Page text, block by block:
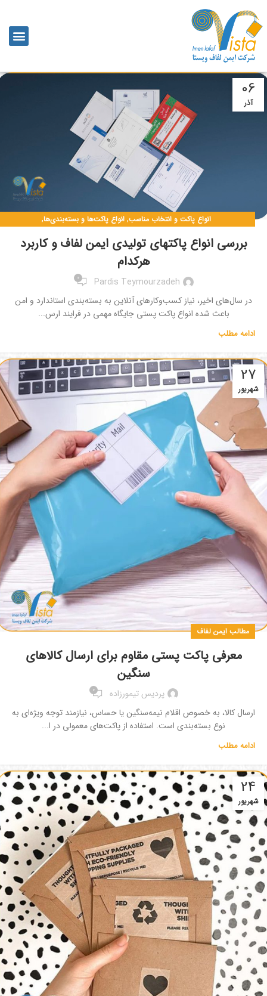
06
آذر
انواع پاکت و انتخاب مناسب,انواع پاکت‌ها و بسته‌بندی‌ها,
بررسی انواع پاکتهای تولیدی ایمن لفاف و کاربرد
هرکدام
Pardis Teymourzadeh
0
در سال‌های اخیر، نیاز کسب‌وکارهای آنلاین به بسته‌بندی استاندارد و امن
باعث شده انواع پاکت پستی جایگاه مهمی در فرایند ارس...
ادامه مطلب
27
شهریور
مطالب ایمن لفاف
معرفی پاکت پستی مقاوم برای ارسال کالاهای
سنگین
پردیس تیمورزاده 0
ارسال کالا، به خصوص اقلام نیمه‌سنگین یا حساس، نیازمند توجه ویژه‌ای به
نوع بسته‌بندی است. استفاده از پاکت‌های معمولی در ا...
ادامه مطلب
24
شهریور